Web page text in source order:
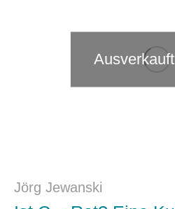
Ausverkauft
Jörg Jewanski